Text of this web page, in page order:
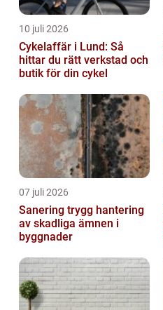
10 juli 2026
Cykelaffär i Lund: Så
hittar du rätt verkstad och
butik för din cykel
07 juli 2026
Sanering trygg hantering
av skadliga ämnen i
byggnader